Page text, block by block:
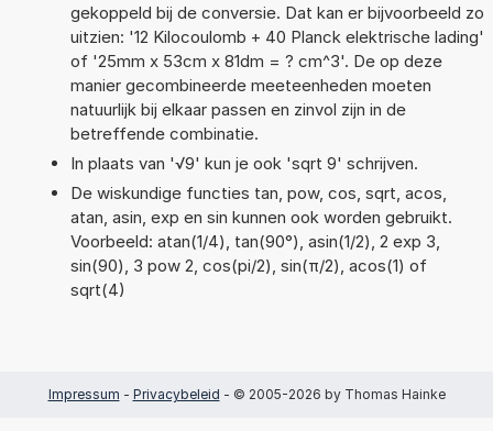
gekoppeld bij de conversie. Dat kan er bijvoorbeeld zo
uitzien: '12 Kilocoulomb + 40 Planck elektrische lading'
of '25mm x 53cm x 81dm = ? cm^3'. De op deze
manier gecombineerde meeteenheden moeten
natuurlijk bij elkaar passen en zinvol zijn in de
betreffende combinatie.
In plaats van '√9' kun je ook 'sqrt 9' schrijven.
De wiskundige functies tan, pow, cos, sqrt, acos,
atan, asin, exp en sin kunnen ook worden gebruikt.
Voorbeeld: atan(1/4), tan(90°), asin(1/2), 2 exp 3,
sin(90), 3 pow 2, cos(pi/2), sin(π/2), acos(1) of
sqrt(4)
Impressum - Privacybeleid - © 2005-2026 by Thomas Hainke